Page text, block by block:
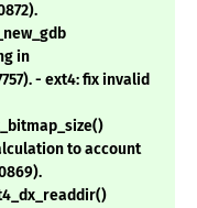
in
- ext4: fix invalid
to account